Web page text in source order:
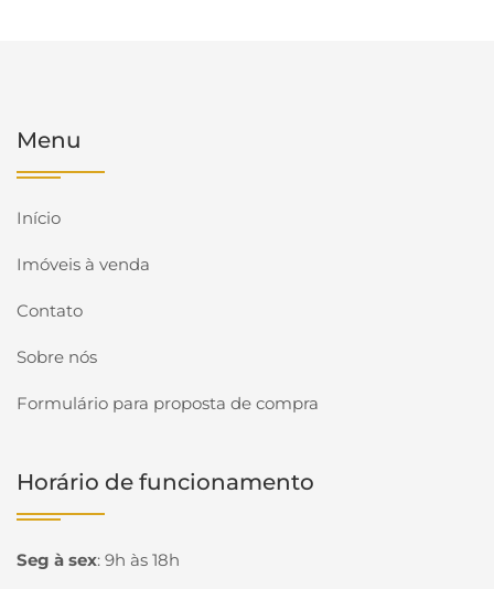
Menu
Início
Imóveis à venda
Contato
Sobre nós
Formulário para proposta de compra
Horário de funcionamento
Seg à sex: 9h às 18h